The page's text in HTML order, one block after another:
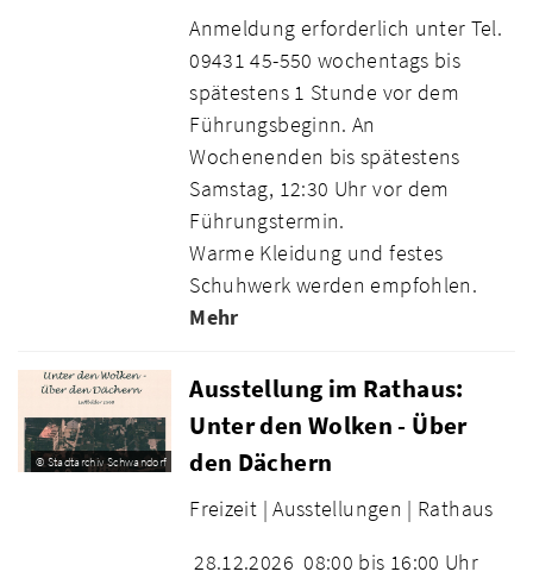
Anmeldung erforderlich unter Tel.
09431 45-550 wochentags bis
spätestens 1 Stunde vor dem
Führungsbeginn. An
Wochenenden bis spätestens
Samstag, 12:30 Uhr vor dem
Führungstermin.
Warme Kleidung und festes
Schuhwerk werden empfohlen.
Mehr
© Stadtarchiv Schwandorf
Ausstellung im Rathaus:
Unter den Wolken - Über
den Dächern
Freizeit | Ausstellungen | Rathaus
28.12.2026 08:00 bis 16:00 Uhr